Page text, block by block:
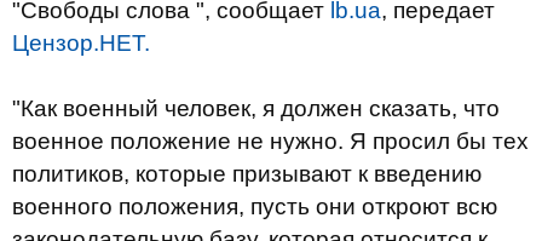
"Свободы слова ", сообщает lb.ua, передает
Цензор.НЕТ.
"Как военный человек, я должен сказать, что
военное положение не нужно. Я просил бы тех
политиков, которые призывают к введению
военного положения, пусть они откроют всю